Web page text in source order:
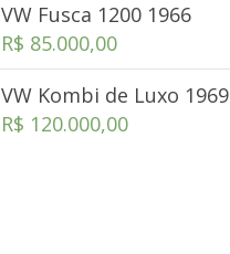
VW Fusca 1200 1966
R$ 85.000,00
VW Kombi de Luxo 1969
R$ 120.000,00